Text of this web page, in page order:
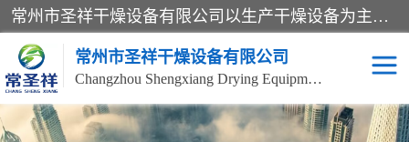
常州市圣祥干燥设备有限公司以生产干燥设备为主导产品，提供：干燥设备、干燥机、混合机、气流干燥机、烘箱、热风循环烘箱、沸腾干燥机、烘干机、喷雾干燥机等产品的生产、制造与销售服务。
常州市圣祥干燥设备有限公司
Changzhou Shengxiang Drying Equipment Co. , Ltd.